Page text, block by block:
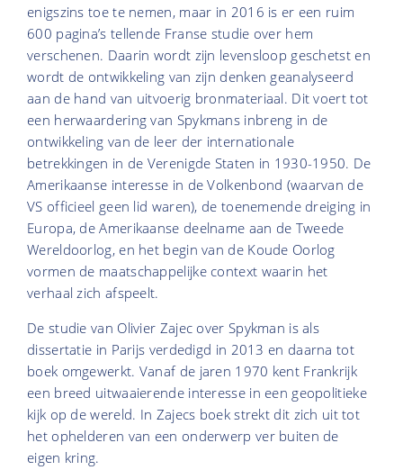
enigszins toe te nemen, maar in 2016 is er een ruim
600 pagina’s tellende Franse studie over hem
verschenen. Daarin wordt zijn levensloop geschetst en
wordt de ontwikkeling van zijn denken geanalyseerd
aan de hand van uitvoerig bronmateriaal. Dit voert tot
een herwaardering van Spykmans inbreng in de
ontwikkeling van de leer der internationale
betrekkingen in de Verenigde Staten in 1930-1950. De
Amerikaanse interesse in de Volkenbond (waarvan de
VS officieel geen lid waren), de toenemende dreiging in
Europa, de Amerikaanse deelname aan de Tweede
Wereldoorlog, en het begin van de Koude Oorlog
vormen de maatschappelijke context waarin het
verhaal zich afspeelt.
De studie van Olivier Zajec over Spykman is als
dissertatie in Parijs verdedigd in 2013 en daarna tot
boek omgewerkt. Vanaf de jaren 1970 kent Frankrijk
een breed uitwaaierende interesse in een geopolitieke
kijk op de wereld. In Zajecs boek strekt dit zich uit tot
het ophelderen van een onderwerp ver buiten de
eigen kring.